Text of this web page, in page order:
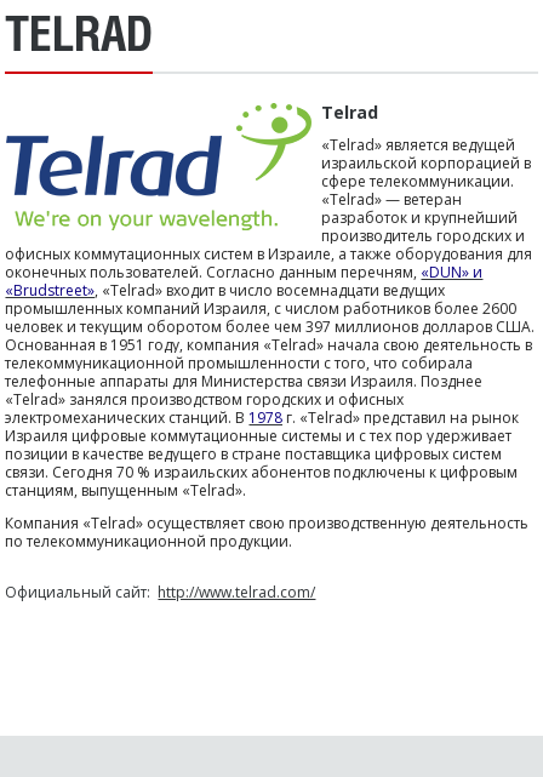
TELRAD
Telrad
«Telrad» является ведущей
израильской корпорацией в
сфере телекоммуникации.
«Telrad» — ветеран
разработок и крупнейший
производитель городских и
офисных коммутационных систем в Израиле, а также оборудования для
оконечных пользователей. Согласно данным перечням, «DUN» и
«Brudstreet», «Telrad» входит в число восемнадцати ведущих
промышленных компаний Израиля, с числом работников более 2600
человек и текущим оборотом более чем 397 миллионов долларов США.
Основанная в 1951 году, компания «Telrad» начала свою деятельность в
телекоммуникационной промышленности с того, что собирала
телефонные аппараты для Министерства связи Израиля. Позднее
«Telrad» занялся производством городских и офисных
электромеханических станций. В 1978 г. «Telrad» представил на рынок
Израиля цифровые коммутационные системы и с тех пор удерживает
позиции в качестве ведущего в стране поставщика цифровых систем
связи. Сегодня 70 % израильских абонентов подключены к цифровым
станциям, выпущенным «Telrad».
Компания «Telrad» осуществляет свою производственную деятельность
по телекоммуникационной продукции.
Официальный сайт: http://www.telrad.com/